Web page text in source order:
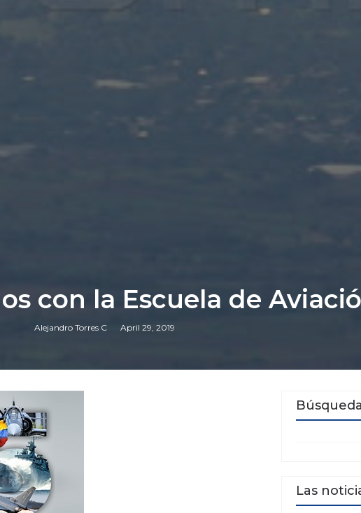
con la Escuela de
Alejandro Torres C April 29, 2019
Búsqueda
Las